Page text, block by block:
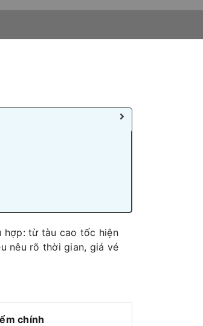
hợp: từ tàu cao tốc hiện
nêu rõ thời gian, giá vé
chính